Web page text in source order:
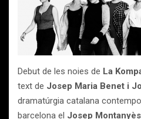
Debut de les noies de La
text de Josep Maria Benet i
dramatúrgia catalana
barcelona el Josep Montanyès